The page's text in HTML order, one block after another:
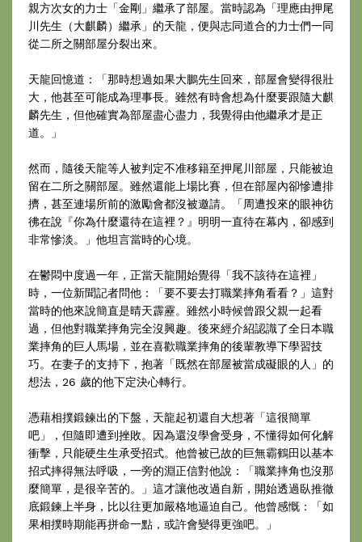
親方次女的力士「金剛」繼承了部屋。當時認為「理應由押尾
川先生（大麒麟）繼承」的天龍，便與志同道合的力士們一同
從二所之關部屋分裂出來。
天龍回憶道：「那時想過如果大鵬先生回來，部屋會變得很壯
大，他甚至可能成為理事長。雖然有時會想為什麼要跟隨大麒
麟先生，但他確實為部屋盡心盡力，我覺得由他繼承才是正
道。」
然而，隨後天龍等人被判定不准移籍至押尾川部屋，只能被迫
留在二所之關部屋。雖然還能上場比賽，但在部屋內卻慘遭排
擠，甚至連場所前的激勵會都沒被邀請。「周遭投來的眼神彷
彿在說『你為什麼還待在這裡？』明明一直待在幕內，卻感到
非常慘淡。」他坦言當時的心境。
在鬱悶中度過一年，正當天龍開始覺得「我不該待在這裡」
時，一位新聞記者問他：「要不要去打職業摔角看看？」這對
當時的他來說簡直是晴天霹靂。雖然小時候曾跟父親一起看
過，但他對職業摔角完全沒興趣。後來經介紹認識了全日本職
業摔角的巨人馬場，並在喜歡職業摔角的後輩教導下學習技
巧。在妻子的支持下，抱著「既然在部屋被當成礙眼的人」的
想法，26 歲的他下定決心轉行。
憑藉相撲鍛鍊出的下盤，天龍起初還自大想著「這很簡單
吧」，但隨即遭到挫敗。因為還沒學會受身，不懂得如何化解
衝擊，只能硬生生承受招式。他曾被已故的巨無霸鶴田以基本
招式摔得無法呼吸，一旁的淵正信對他說：「職業摔角也沒那
麼簡單，是很辛苦的。」這才讓他改過自新，開始透過臥推徹
底鍛鍊上半身，比以往更加嚴格地逼迫自己。他曾感慨：「如
果相撲時期能再拼命一點，或許會變得更強吧。」